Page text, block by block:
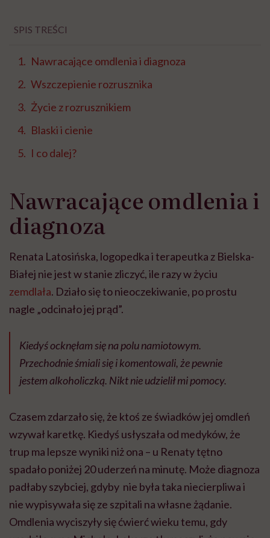
SPIS TREŚCI
Nawracające omdlenia i diagnoza
Wszczepienie rozrusznika
Życie z rozrusznikiem
Blaski i cienie
I co dalej?
Nawracające omdlenia i
diagnoza
Renata Latosińska, logopedka i terapeutka z Bielska-
Białej nie jest w stanie zliczyć, ile razy w życiu
zemdlała. Działo się to nieoczekiwanie, po prostu
nagle „odcinało jej prąd”.
Kiedyś ocknęłam się na polu namiotowym.
Przechodnie śmiali się i komentowali, że pewnie
jestem alkoholiczką. Nikt nie udzielił mi pomocy.
Czasem zdarzało się, że ktoś ze świadków jej omdleń
wzywał karetkę. Kiedyś usłyszała od medyków, że
trup ma lepsze wyniki niż ona – u Renaty tętno
spadało poniżej 20 uderzeń na minutę. Może diagnoza
padłaby szybciej, gdyby nie była taka niecierpliwa i
nie wypisywała się ze szpitali na własne żądanie.
Omdlenia wyciszyły się ćwierć wieku temu, gdy